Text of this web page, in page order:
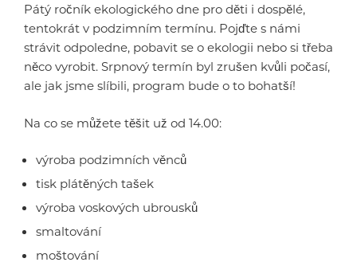
Pátý ročník ekologického dne pro děti i dospělé,
tentokrát v podzimním termínu. Pojďte s námi
strávit odpoledne, pobavit se o ekologii nebo si třeba
něco vyrobit. Srpnový termín byl zrušen kvůli počasí,
ale jak jsme slíbili, program bude o to bohatší!
Na co se můžete těšit už od 14.00:
výroba podzimních věnců
tisk plátěných tašek
výroba voskových ubrousků
smaltování
moštování